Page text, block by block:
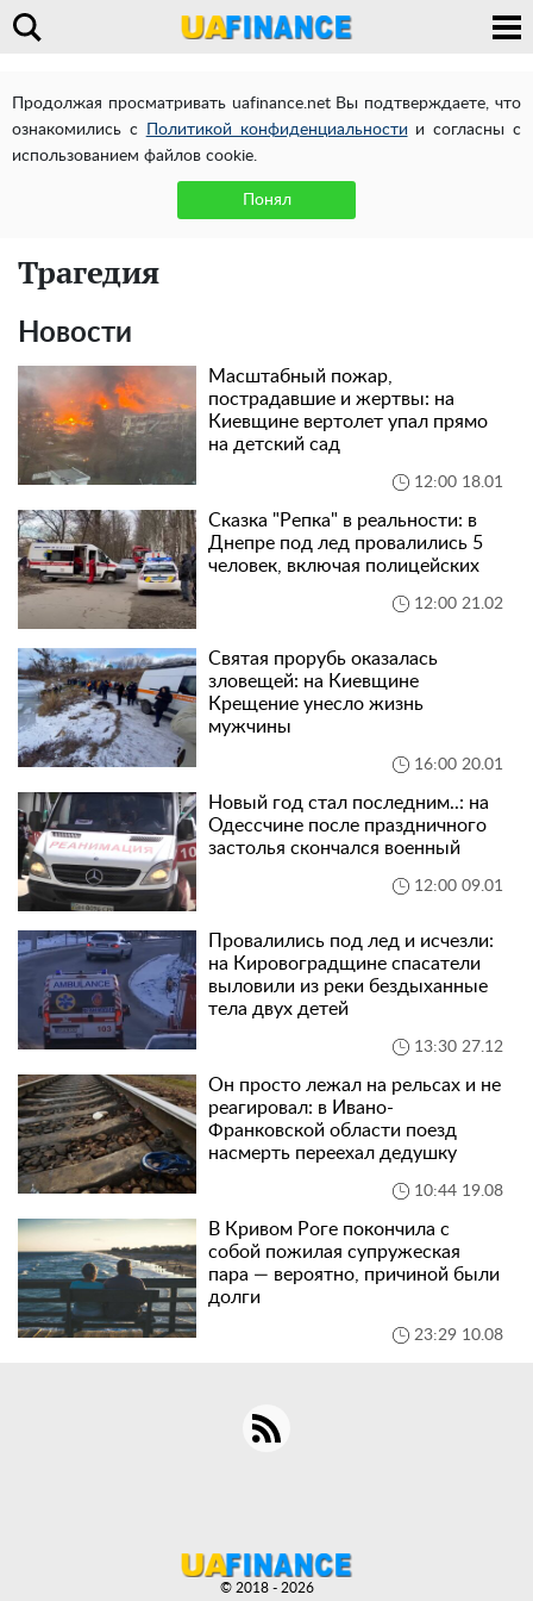
Продолжая просматривать uafinance.net Вы подтверждаете, что
ознакомились с
Политикой конфиденциальности и согласны с
использованием файлов cookie.
Понял
Трагедия
Новости
Масштабный пожар,
пострадавшие и жертвы: на
Киевщине вертолет упал прямо
на детский сад
12:00 18.01
Сказка "Репка" в реальности: в
Днепре под лед провалились 5
человек, включая полицейских
12:00 21.02
Святая прорубь оказалась
зловещей: на Киевщине
Крещение унесло жизнь
мужчины
16:00 20.01
Новый год стал последним..: на
Одессчине после праздничного
застолья скончался военный
12:00 09.01
Провалились под лед и исчезли:
на Кировоградщине спасатели
выловили из реки бездыханные
тела двух детей
13:30 27.12
Он просто лежал на рельсах и не
реагировал: в Ивано-
Франковской области поезд
насмерть переехал дедушку
10:44 19.08
В Кривом Роге покончила с
собой пожилая супружеская
пара — вероятно, причиной были
долги
23:29 10.08
© 2018 - 2026